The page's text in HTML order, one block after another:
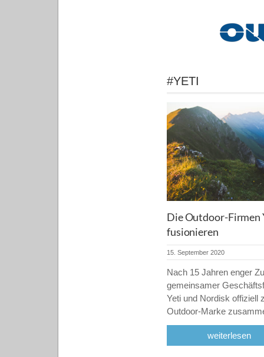
#YETI
Die Outdoor-Firmen
fusionieren
15. September 2020
Nach 15 Jahren enger
gemeinsamer
Yeti und Nordisk offiziell
Outdoor-Marke
weiterlesen